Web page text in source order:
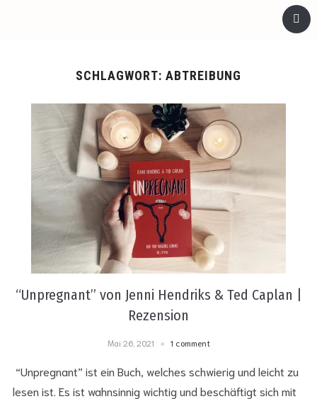
SCHLAGWORT: ABTREIBUNG
“Unpregnant” von Jenni Hendriks & Ted Caplan |
Rezension
Mai 26, 2021 1 comment
“Unpregnant” ist ein Buch, welches schwierig und leicht zu
lesen ist. Es ist wahnsinnig wichtig und beschäftigt sich mit